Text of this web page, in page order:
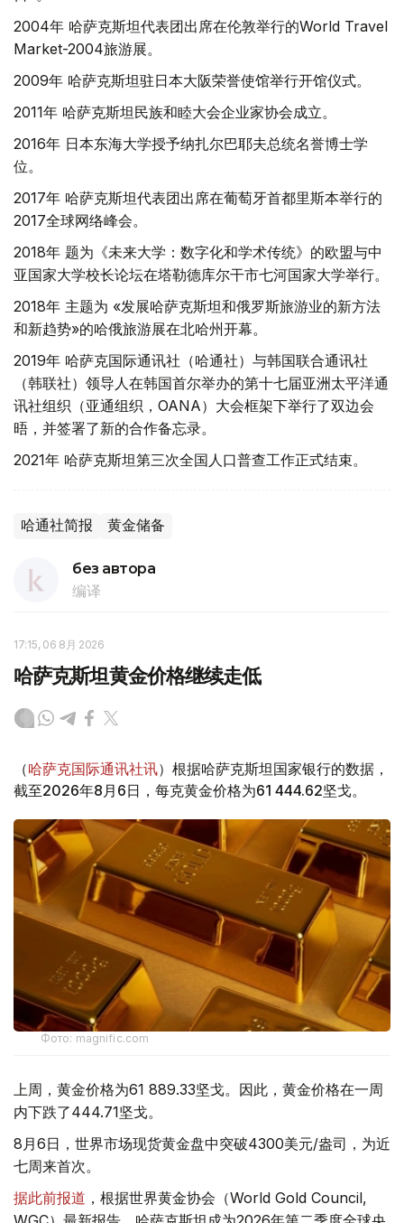
2004年 哈萨克斯坦代表团出席在伦敦举行的World Travel
Market-2004旅游展。
2009年 哈萨克斯坦驻日本大阪荣誉使馆举行开馆仪式。
2011年 哈萨克斯坦民族和睦大会企业家协会成立。
2016年 日本东海大学授予纳扎尔巴耶夫总统名誉博士学
位。
2017年 哈萨克斯坦代表团出席在葡萄牙首都里斯本举行的
2017全球网络峰会。
2018年 题为《未来大学：数字化和学术传统》的欧盟与中
亚国家大学校长论坛在塔勒德库尔干市七河国家大学举行。
2018年 主题为 «发展哈萨克斯坦和俄罗斯旅游业的新方法
和新趋势»的哈俄旅游展在北哈州开幕。
2019年 哈萨克国际通讯社（哈通社）与韩国联合通讯社
（韩联社）领导人在韩国首尔举办的第十七届亚洲太平洋通
讯社组织（亚通组织，OANA）大会框架下举行了双边会
晤，并签署了新的合作备忘录。
2021年 哈萨克斯坦第三次全国人口普查工作正式结束。
哈通社简报 黄金储备
без автора
编译
17:15, 06 8月 2026
哈萨克斯坦黄金价格继续走低
（哈萨克国际通讯社讯）根据哈萨克斯坦国家银行的数据，
截至2026年8月6日，每克黄金价格为61 444.62坚戈。
Фото: magnific.com
上周，黄金价格为61 889.33坚戈。因此，黄金价格在一周
内下跌了444.71坚戈。
8月6日，世界市场现货黄金盘中突破4300美元/盎司，为近
七周来首次。
据此前报道 ，根据世界黄金协会（World Gold Council,